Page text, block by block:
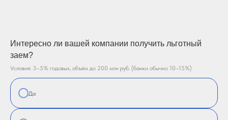
Интересно ли вашей компании получить льготный
заем?
Условия: 3–5% годовых, объём до 200 млн руб. (банки обычно 10–15%)
Да